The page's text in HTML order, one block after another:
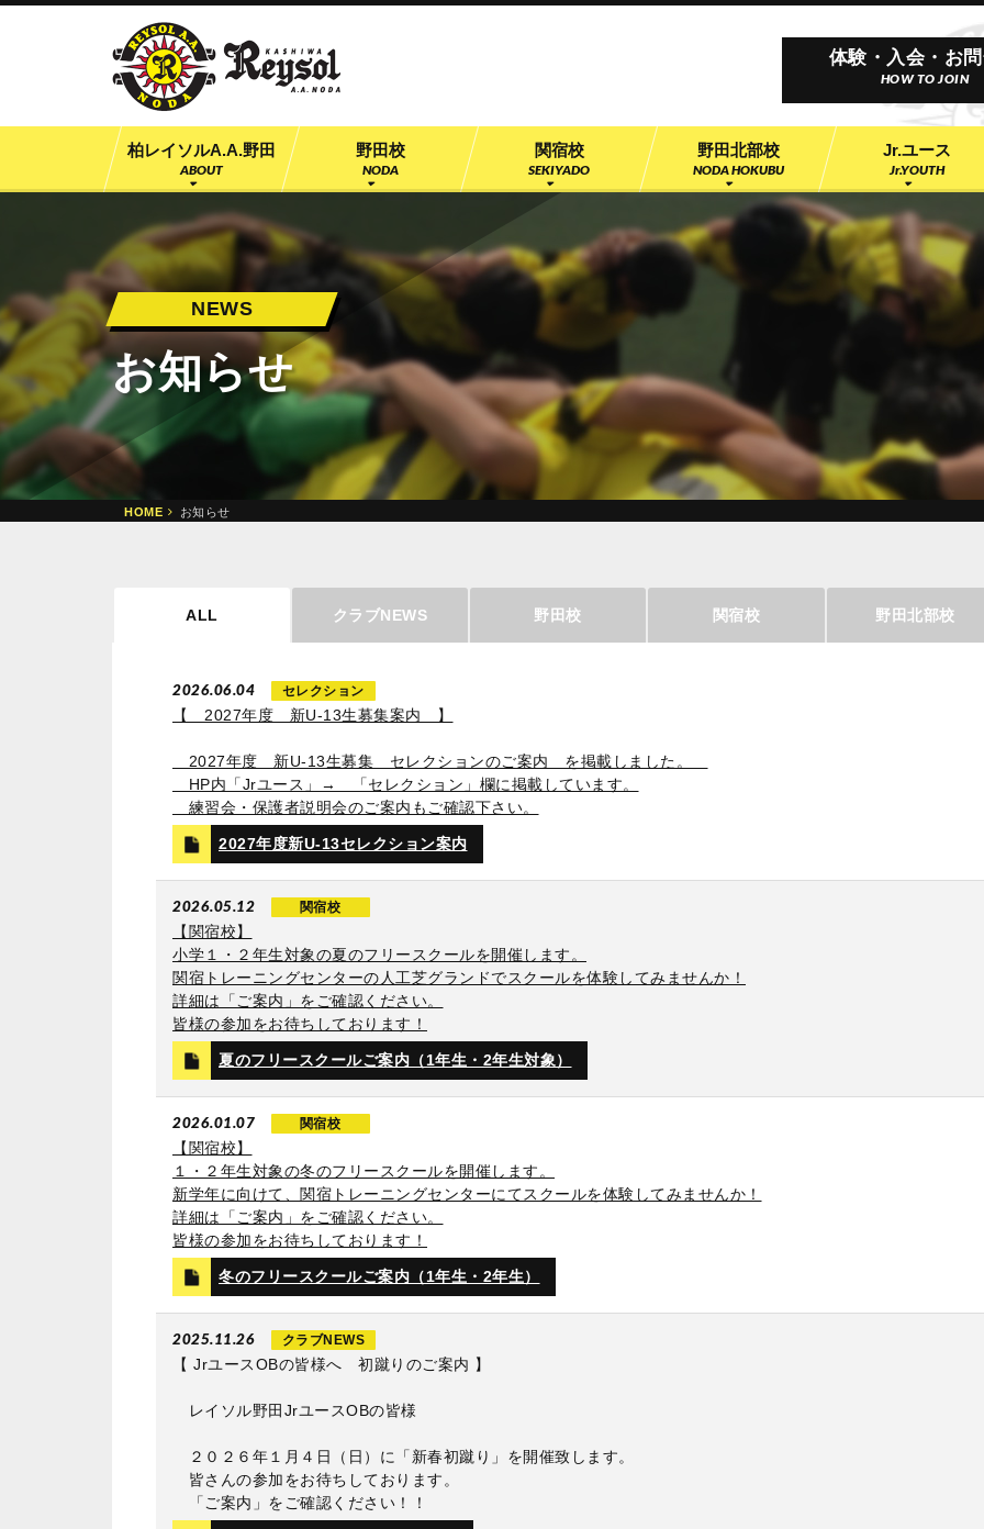
柏レイソル公認サッカースクール 柏レイソルアライアンスアカデミ
体験・入会・お
HOW TO JOIN
柏レイソルA.A.野田
ABOUT
野田校
NODA
関宿校
SEKIYADO
野田北部校
NODA HOKUBU
Jr.ユース
Jr.YOUTH
NEWS
お知らせ
HOME お知らせ
ALL クラブNEWS 野田校 関宿校 野田北部校
2026.06.04 セレクション
【 2027年度 新U‐13生募集案内 】
2027年度 新U‐13生募集 セレクションのご案内 を掲載しました。
HP内「Jrユース」→ 「セレクション」欄に掲載しています。
練習会・保護者説明会のご案内もご確認下さい。
2027年度新U-13セレクション案内
2026.05.12 関宿校
【関宿校】
小学１・２年生対象の夏のフリースクールを開催します。
関宿トレーニングセンターの人工芝グランドでスクールを体験してみませんか！
詳細は「ご案内」をご確認ください。
皆様の参加をお待ちしております！
夏のフリースクールご案内（1年生・2年生対象）
2026.01.07 関宿校
【関宿校】
１・２年生対象の冬のフリースクールを開催します。
新学年に向けて、関宿トレーニングセンターにてスクールを体験してみませんか！
詳細は「ご案内」をご確認ください。
皆様の参加をお待ちしております！
冬のフリースクールご案内（1年生・2年生）
2025.11.26 クラブNEWS
【 JrユースOBの皆様へ 初蹴りのご案内 】
レイソル野田JrユースOBの皆様
２０２６年１月４日（日）に「新春初蹴り」を開催致します。
皆さんの参加をお待ちしております。
「ご案内」をご確認ください！！